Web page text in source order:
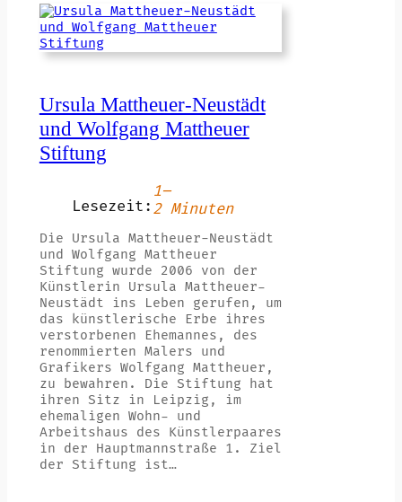
Ursula Mattheuer-Neustädt
und Wolfgang Mattheuer
Stiftung
Lesezeit:
1–
2 Minuten
Die Ursula Mattheuer-Neustädt
und Wolfgang Mattheuer
Stiftung wurde 2006 von der
Künstlerin Ursula Mattheuer-
Neustädt ins Leben gerufen, um
das künstlerische Erbe ihres
verstorbenen Ehemannes, des
renommierten Malers und
Grafikers Wolfgang Mattheuer,
zu bewahren. Die Stiftung hat
ihren Sitz in Leipzig, im
ehemaligen Wohn- und
Arbeitshaus des Künstlerpaares
in der Hauptmannstraße 1. Ziel
der Stiftung ist…